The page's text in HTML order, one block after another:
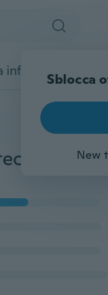
Sblocca
New
infanzia
Sport medico Polso Pollici Mani Spica Supporto per stecca Stabilizzatore per tutore Artrite BAS